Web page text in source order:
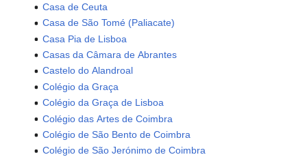
Casa de Ceuta
Casa de São Tomé (Paliacate)
Casa Pia de Lisboa
Casas da Câmara de Abrantes
Castelo do Alandroal
Colégio da Graça
Colégio da Graça de Lisboa
Colégio das Artes de Coimbra
Colégio de São Bento de Coimbra
Colégio de São Jerónimo de Coimbra